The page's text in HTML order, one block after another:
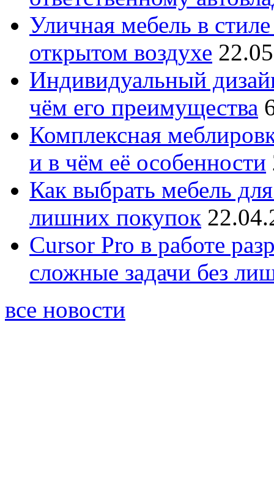
Уличная мебель в
открытом воздухе
Индивидуальный
чём его преимущества
Комплексная
и в чём её особенности
Как выбрать мебель
лишних покупок
Cursor Pro в работе
сложные задачи без
все новости